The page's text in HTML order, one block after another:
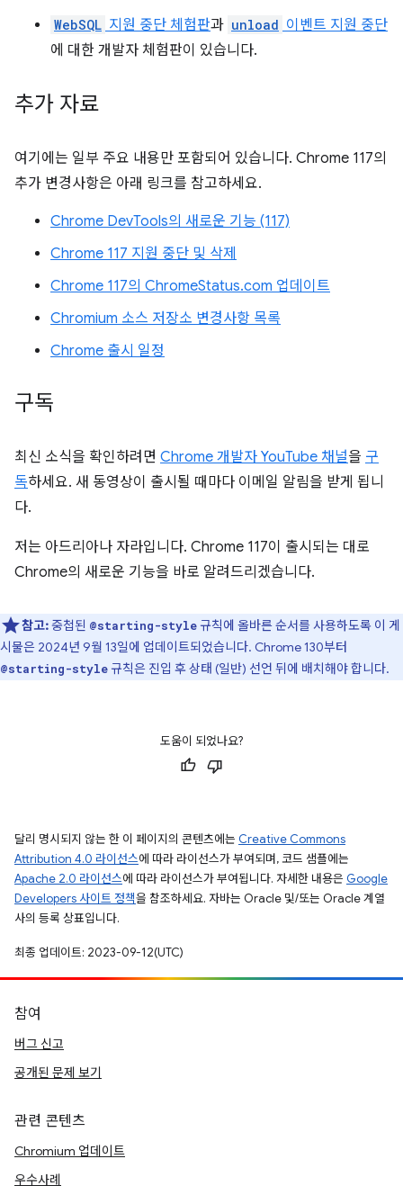
WebSQL 지원 중단 체험판과 unload 이벤트 지원 중단
에 대한 개발자 체험판이 있습니다.
추가 자료
여기에는 일부 주요 내용만 포함되어 있습니다. Chrome 117의
추가 변경사항은 아래 링크를 참고하세요.
Chrome DevTools의 새로운 기능 (117)
Chrome 117 지원 중단 및 삭제
Chrome 117의 ChromeStatus.com 업데이트
Chromium 소스 저장소 변경사항 목록
Chrome 출시 일정
구독
최신 소식을 확인하려면 Chrome 개발자 YouTube 채널을 구
독하세요. 새 동영상이 출시될 때마다 이메일 알림을 받게 됩니
다.
저는 아드리아나 자라입니다. Chrome 117이 출시되는 대로
Chrome의 새로운 기능을 바로 알려드리겠습니다.
참고:중첩된 @starting-style 규칙에 올바른 순서를 사용하도록 이 게
시물은 2024년 9월 13일에 업데이트되었습니다. Chrome 130부터
@starting-style 규칙은 진입 후 상태 (일반) 선언 뒤에 배치해야 합니다.
도움이 되었나요?
달리 명시되지 않는 한 이 페이지의 콘텐츠에는 Creative Commons
Attribution 4.0 라이선스에 따라 라이선스가 부여되며, 코드 샘플에는
Apache 2.0 라이선스에 따라 라이선스가 부여됩니다. 자세한 내용은 Google
Developers 사이트 정책을 참조하세요. 자바는 Oracle 및/또는 Oracle 계열
사의 등록 상표입니다.
최종 업데이트: 2023-09-12(UTC)
참여
버그 신고
공개된 문제 보기
관련 콘텐츠
Chromium 업데이트
우수사례